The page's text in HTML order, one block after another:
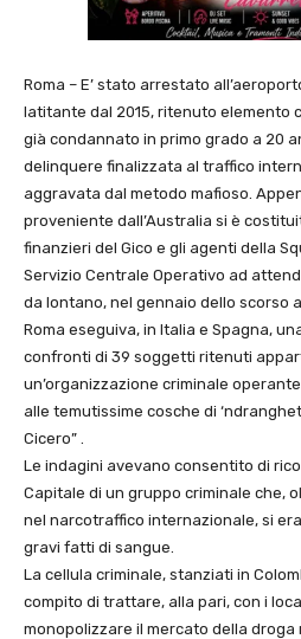
Roma – E’ stato arrestato
latitante dal 2015, ritenuto elemento
già condannato in primo grado a 20
delinquere finalizzata al traffico
aggravata dal metodo mafioso.
proveniente dall’Australia si è
finanzieri del Gico e gli agenti della
Servizio Centrale Operativo ad
da lontano, nel gennaio dello scorso
Roma eseguiva, in Italia e Spagna,
confronti di 39 soggetti ritenuti
un’organizzazione criminale
alle temutissime cosche di
Cicero” .
Le indagini avevano consentito di
Capitale di un gruppo criminale che,
nel narcotraffico internazionale, si
gravi fatti di sangue.
La cellula criminale, stanziati in
compito di trattare, alla pari, con i
monopolizzare il mercato della droga